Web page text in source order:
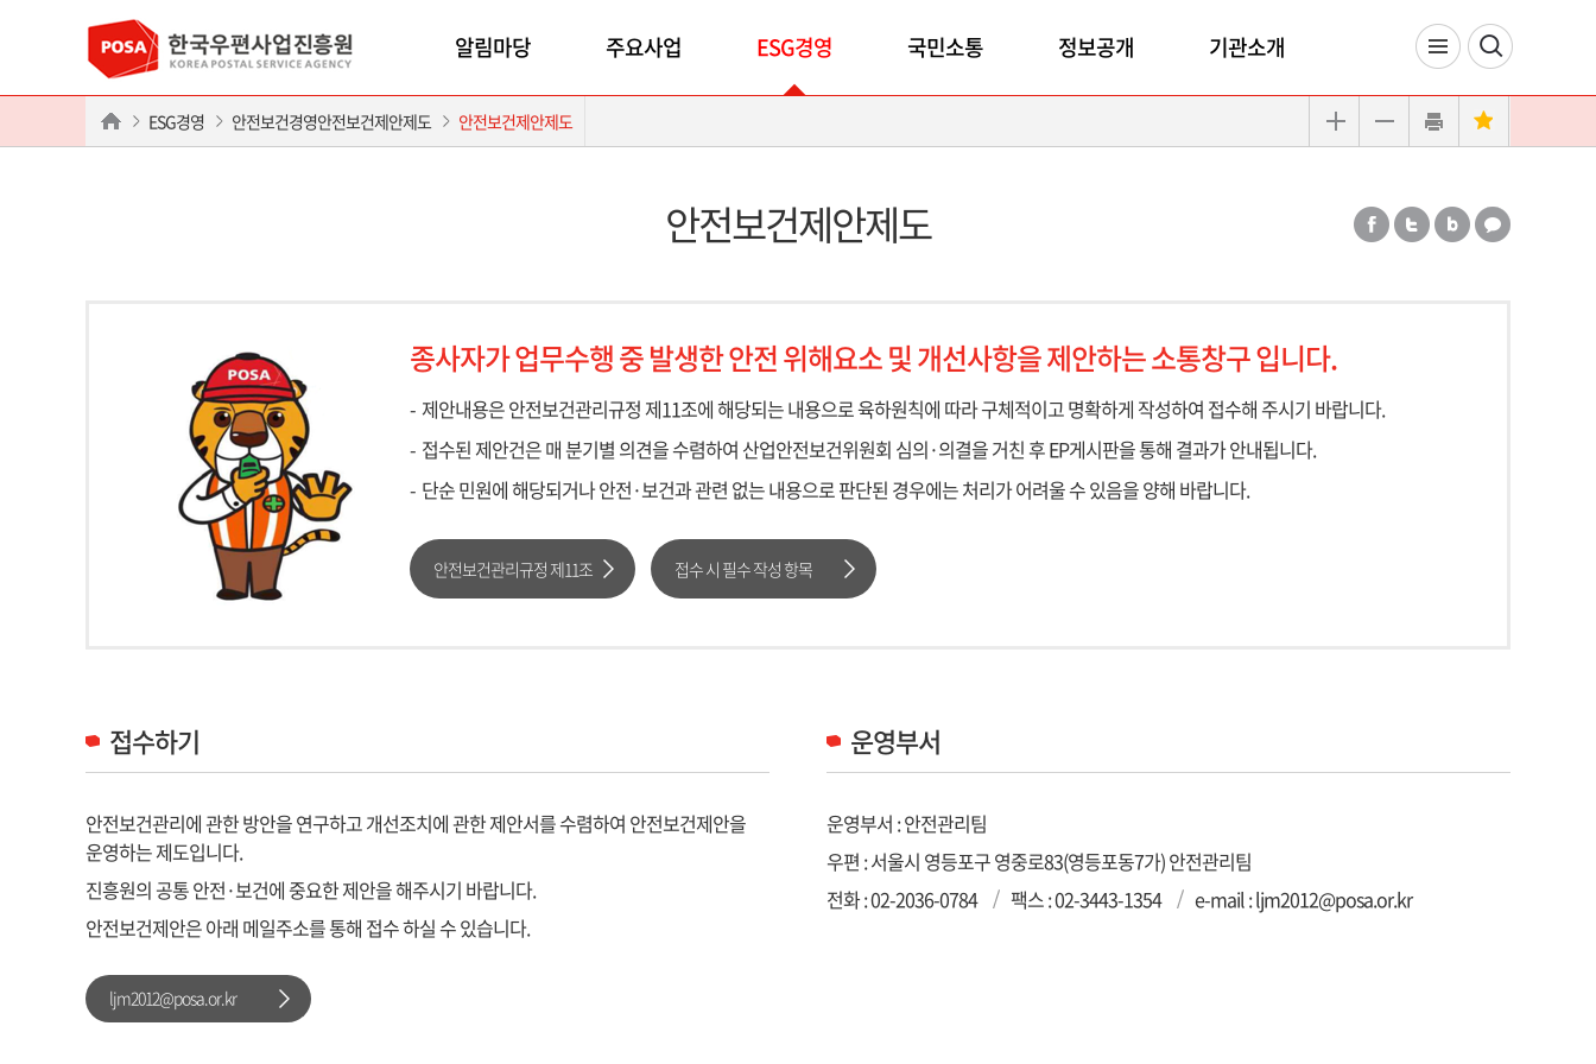
알림마당 주요사업 ESG경영 국민소통 정보공개 기관소개
ESG경영 안전보건경영안전보건제안제도 안전보건제안제도
안전보건제안제도
종사자가 업무수행 중 발생한 안전 위해요소 및 개선사항을 제안하는 소통창구 입니다.
제안내용은 안전보건관리규정 제11조에 해당되는 내용으로 육하원칙에 따라 구체적이고 명확하게 작성하여 접수해 주시기 바랍니다.
접수된 제안건은 매 분기별 의견을 수렴하여 산업안전보건위원회 심의·의결을 거친 후 EP게시판을 통해 결과가 안내됩니다.
단순 민원에 해당되거나 안전·보건과 관련 없는 내용으로 판단된 경우에는 처리가 어려울 수 있음을 양해 바랍니다.
안전보건관리규정 제11조 접수 시 필수 작성 항목
접수하기
안전보건관리에 관한 방안을 연구하고 개선조치에 관한 제안서를 수렴하여 안전보건제안을
운영하는 제도입니다.
진흥원의 공통 안전·보건에 중요한 제안을 해주시기 바랍니다.
안전보건제안은 아래 메일주소를 통해 접수 하실 수 있습니다.
ljm2012@posa.or.kr
운영부서
운영부서 : 안전관리팀
우편 : 서울시 영등포구 영중로83(영등포동7가) 안전관리팀
전화 :02-2036-0784 팩스 : 02-3443-1354 e-mail : ljm2012@posa.or.kr